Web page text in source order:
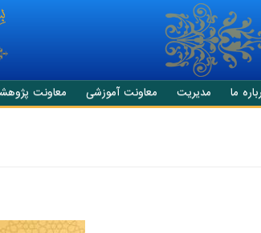
ما مدیریت معاونت آموزشی معاونت